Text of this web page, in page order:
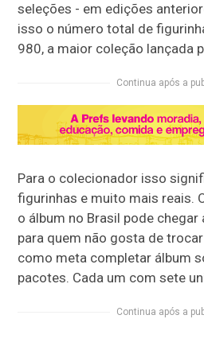
seleções - em edições
isso o número total de
980, a maior coleção lançada
Continua após a
Para o colecionador isso
figurinhas e muito mais reais.
o álbum no Brasil pode chegar
para quem não gosta de
como meta completar álbum
pacotes. Cada um com sete
Continua após a